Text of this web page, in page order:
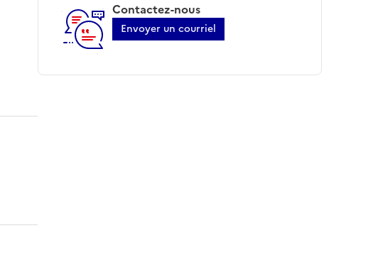
Contactez-nous
Envoyer un courriel